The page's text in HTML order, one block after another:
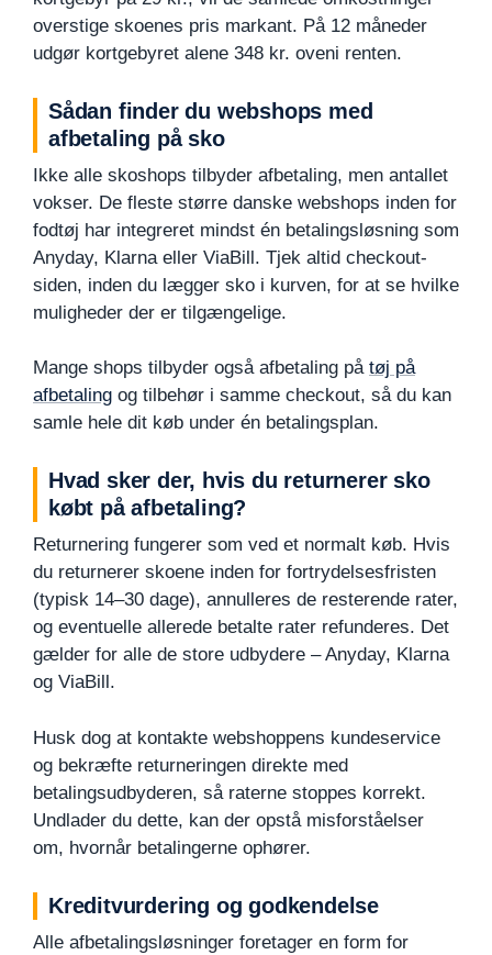
overstige skoenes pris markant. På 12 måneder
udgør kortgebyret alene 348 kr. oveni renten.
Sådan finder du webshops med
afbetaling på sko
Ikke alle skoshops tilbyder afbetaling, men antallet
vokser. De fleste større danske webshops inden for
fodtøj har integreret mindst én betalingsløsning som
Anyday, Klarna eller ViaBill. Tjek altid checkout-
siden, inden du lægger sko i kurven, for at se hvilke
muligheder der er tilgængelige.
Mange shops tilbyder også afbetaling på tøj på
afbetaling og tilbehør i samme checkout, så du kan
samle hele dit køb under én betalingsplan.
Hvad sker der, hvis du returnerer sko
købt på afbetaling?
Returnering fungerer som ved et normalt køb. Hvis
du returnerer skoene inden for fortrydelsesfristen
(typisk 14–30 dage), annulleres de resterende rater,
og eventuelle allerede betalte rater refunderes. Det
gælder for alle de store udbydere – Anyday, Klarna
og ViaBill.
Husk dog at kontakte webshoppens kundeservice
og bekræfte returneringen direkte med
betalingsudbyderen, så raterne stoppes korrekt.
Undlader du dette, kan der opstå misforståelser
om, hvornår betalingerne ophører.
Kreditvurdering og godkendelse
Alle afbetalingsløsninger foretager en form for